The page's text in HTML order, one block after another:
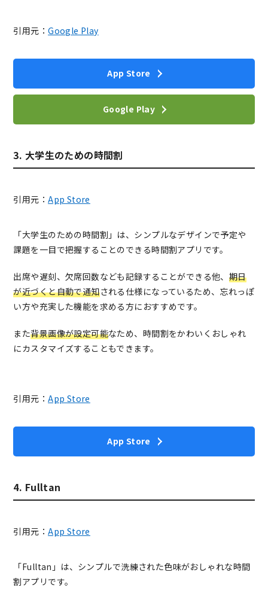
引用元：Google Play
App Store
Google Play
3. 大学生のための時間割
引用元：App Store
「大学生のための時間割」は、シンプルなデザインで予定や
課題を一目で把握することのできる時間割アプリです。
出席や遅刻、欠席回数なども記録することができる他、 期日
が近づくと自動で通知される仕様になっているため、忘れっぽ
い方や充実した機能を求める方におすすめです。
また背景画像が設定可能なため、時間割をかわいくおしゃれ
にカスタマイズすることもできます。
引用元：App Store
App Store
4. Fulltan
引用元：App Store
「Fulltan」は、シンプルで洗練された色味がおしゃれな時間
割アプリです。